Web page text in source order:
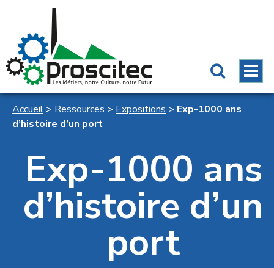
Accueil > Ressources > Expositions > Exp-1000 ans
d’histoire d’un port
Exp-1000 ans
d’histoire d’un
port